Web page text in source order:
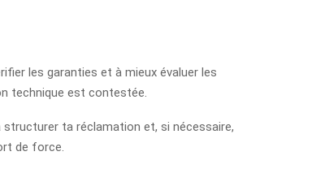
les garanties et à mieux évaluer les
technique est contestée.
structurer ta réclamation et, si nécessaire,
de force.